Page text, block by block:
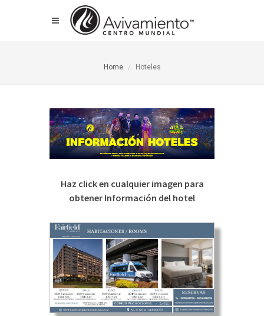
Home Hoteles
Haz click en cualquier imagen para
obtener Información del hotel